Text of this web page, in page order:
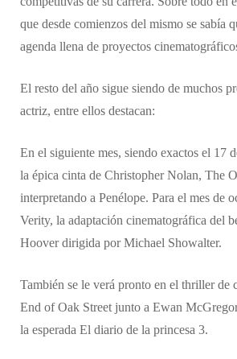
que desde comienzos del mismo se sabía
agenda llena de proyectos
El resto del año sigue siendo de muchos
actriz, entre ellos destacan:
En el siguiente mes, siendo exactos el 17
la épica cinta de Christopher Nolan, The
interpretando a Penélope. Para el mes de
Verity, la adaptación cinematográfica del
Hoover dirigida por Michael Showalter.
También se le verá pronto en el thriller de
End of Oak Street junto a Ewan
la esperada El diario de la princesa 3.